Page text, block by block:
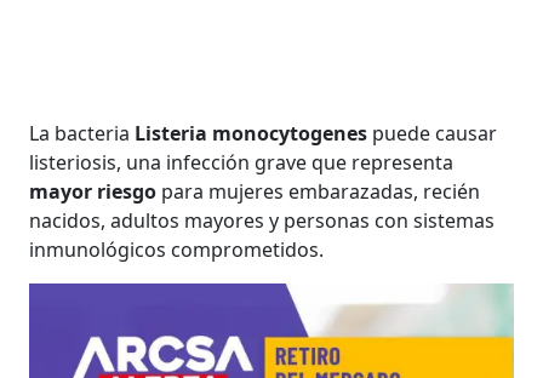
La bacteria Listeria monocytogenes puede causar
listeriosis, una infección grave que representa
mayor riesgo para mujeres embarazadas, recién
nacidos, adultos mayores y personas con sistemas
inmunológicos comprometidos.